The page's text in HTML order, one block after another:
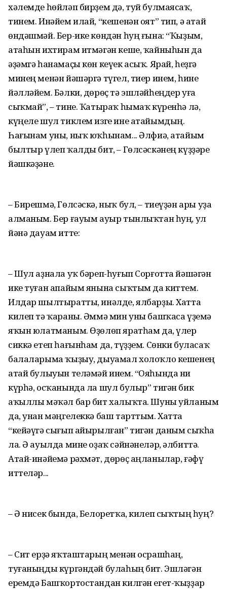
хәлемде һөйләп бирҙем дә, туй булмаясаҡ,
тинем. Инәйем илай, “кешенән оят” тип, ә атай
өндәшмәй. Бер-ике көндән һуң ғына: “Ҡыҙым,
атаһын ихтирам итмәгән кеше, ҡайныһын да
әҙәмгә һанамаҫы көн кеүек асыҡ. Ярай, һеҙгә
минең менән йәшәргә түгел, тиер инем, һине
йәлләйем. Бәлки, дөрөҫ тә эшләйһеңдер уға
сыҡмай”, – тине. Ҡатыраҡ һымаҡ күренһә лә,
күңеле шул тиклем изге ине атайымдың.
Һағынам уны, ныҡ юҡһынам... Әлфиә, атайым
былтыр үлеп ҡалды бит, – Гөлсәскәнең күҙҙәре
йәшкәҙәне.
– Бирешмә, Гөлсәскә, ныҡ бул, – тиеүҙән ары уҙа
алманым. Бер ғауым ауыр тынлыҡтан һуң, ул
йәнә дауам итте:
– Шул аҙнала уҡ бәреп-һуғып Сорғотта йәшәгән
ике туған апайым янына сыҡтым да киттем.
Илдар шылтыратты, инәлде, ялбарҙы. Хатта
килеп тә ҡараны. Әммә мин уны башҡаса үҙемә
яҡын юлатманым. Өҙөлөп яратһам да, үлер
сиккә етеп һағынһам да, түҙҙем. Сөнки буласаҡ
балаларыма ҡыҙыу, дыуамал холоҡло кешенең
атай булыуын теләмәй инем. “Ояһында ни
күрһә, осҡанында ла шул булыр” тигән бик
аҡыллы мәҡәл бар бит халыҡта. Шуны уйланым
да, унан мәңгелеккә баш тарттым. Хатта
“кейәүгә сығып айырылған” тигән даным сыҡһа
ла. Ә ауылда мине оҙаҡ сәйнәнеләр, әлбиттә.
Атай-инәйемә рәхмәт, дөрөҫ аңланылар, ғәфү
иттеләр...
– Ә нисек бында, Белоретҡа, килеп сыҡтың һуң?
– Сит ерҙә яҡташтарың менән осрашһаң,
туғаныңды күргәндәй булаһың бит. Эшләгән
еремдә Башҡортостандан килгән егет-ҡыҙҙар